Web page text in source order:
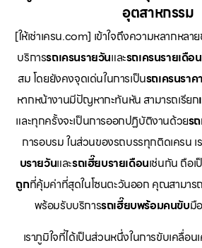
อุตสาหกรรม
[ให้เช่าเครน.com] เข้าใจถึงความหลากหล
บริการรถเครนรายวันและรถเครนรายเดือน
สม โดยยังคงจุดเด่นในการเป็นรถเครนรา
หากหน้างานมีปัญหากะทันหัน สามารถเรียก
และทุกครั้งจะเป็นการออกปฏิบัติงานด้วยร
การอบรม ในส่วนของรถบรรทุกติดเครน เร
บรายวันและรถเฮี๊ยบรายเดือนเช่นกัน ถือ
ถูกที่คุ้มค่าที่สุดในโซนตะวันออก คุณสามา
พร้อมรับบริการรถเฮี๊ยบพร้อมคนขับมื
เราภูมิใจที่ได้เป็นส่วนหนึ่งในการขับเคลื่อ